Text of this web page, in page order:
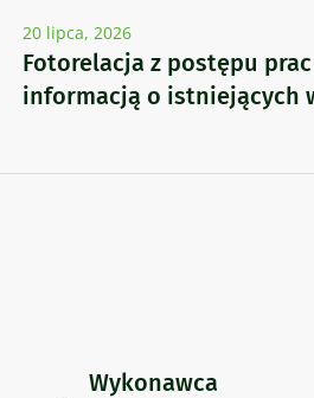
20 lipca, 2026
Fotorelacja z postępu prac
informacją o istniejących
Wykonawca